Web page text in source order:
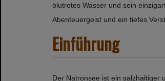
blutrotes Wasser und sein
Abenteuergeist und ein tiefes
Einführung
Der Natronsee ist ein salzhaltiger